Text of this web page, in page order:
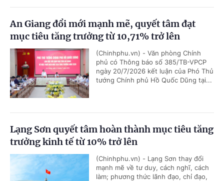
An Giang đổi mới mạnh mẽ, quyết tâm đạt
mục tiêu tăng trưởng từ 10,71% trở lên
(Chinhphu.vn) - Văn phòng Chính
phủ có Thông báo số 385/TB-VPCP
ngày 20/7/2026 kết luận của Phó Thủ
tướng Chính phủ Hồ Quốc Dũng tại...
Lạng Sơn quyết tâm hoàn thành mục tiêu tăng
trưởng kinh tế từ 10% trở lên
(Chinhphu.vn) - Lạng Sơn thay đổi
mạnh mẽ về tư duy, cách nghĩ, cách
làm; phương thức lãnh đạo, chỉ đạo,